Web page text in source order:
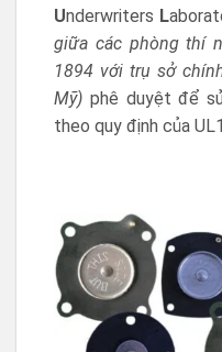
Underwriters L
giữa các phòng thí
1894 với trụ sở
Mỹ) phê duyệt để
theo quy định của